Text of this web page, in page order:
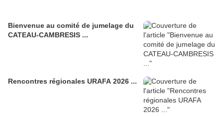
Bienvenue au comité de jumelage du
CATEAU-CAMBRESIS ...
Rencontres régionales URAFA 2026 ...